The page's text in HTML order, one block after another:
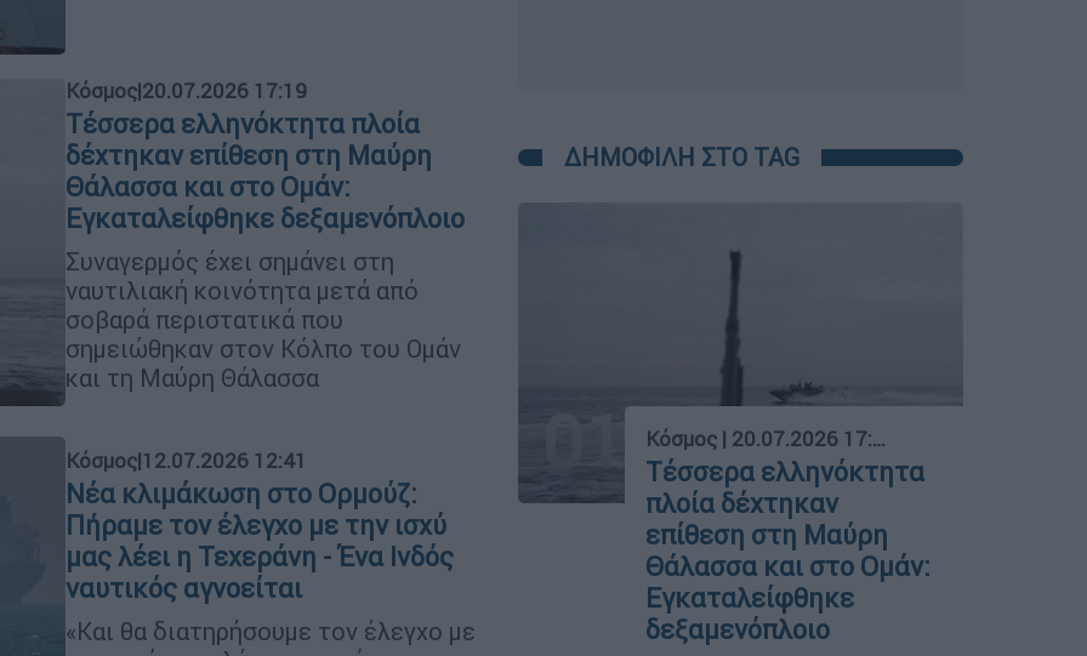
Κόσμος|20.07.2026 17:19
Τέσσερα ελληνόκτητα πλοία
δέχτηκαν επίθεση στη Μαύρη
Θάλασσα και στο Ομάν:
Εγκαταλείφθηκε δεξαμενόπλοιο
Συναγερμός έχει σημάνει στη
ναυτιλιακή κοινότητα μετά από
σοβαρά περιστατικά που
σημειώθηκαν στον Κόλπο του Ομάν
και τη Μαύρη Θάλασσα
Κόσμος|12.07.2026 12:41
Νέα κλιμάκωση στο Ορμούζ:
Πήραμε τον έλεγχο με την ισχύ
μας λέει η Τεχεράνη - Ένα Ινδός
ναυτικός αγνοείται
«Και θα διατηρήσουμε τον έλεγχο με
ΔΗΜΟΦΙΛΗ ΣΤΟ TAG
01 Κόσμος | 20.07.2026 17:19
Τέσσερα ελληνόκτητα
πλοία δέχτηκαν
επίθεση στη Μαύρη
Θάλασσα και στο Ομάν:
Εγκαταλείφθηκε
δεξαμενόπλοιο